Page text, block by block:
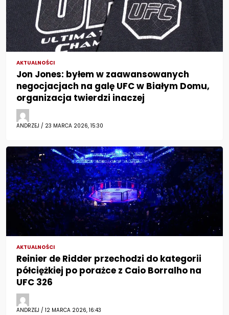
AKTUALNOŚCI
Jon Jones: byłem w zaawansowanych
negocjacjach na galę UFC w Białym Domu,
organizacja twierdzi inaczej
ANDRZEJ / 23 MARCA 2026, 15:30
AKTUALNOŚCI
Reinier de Ridder przechodzi do kategorii
półciężkiej po porażce z Caio Borralho na
UFC 326
ANDRZEJ / 12 MARCA 2026, 16:43